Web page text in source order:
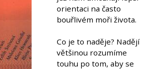
orientaci na často
bouřlivém moři života.
Co je to naděje? Nadějí
většinou rozumíme
touhu po tom, aby se